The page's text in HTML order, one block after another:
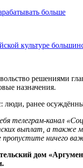
больше
культуре
решениями
назначения.
ранее
телеграм-канал
выплат, а также
ничего
дом